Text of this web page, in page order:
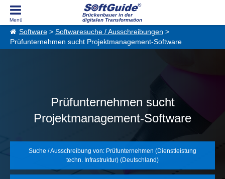
Brückenbauer in der
digitalen Transformation
Software > Softwaresuche / Ausschreibungen >
Prüfunternehmen sucht Projektmanagement-Software
Prüfunternehmen sucht
Projektmanagement-Software
Suche / Ausschreibung von: Prüfunternehmen (Dienstleistung
techn. Infrastruktur) (Deutschland)